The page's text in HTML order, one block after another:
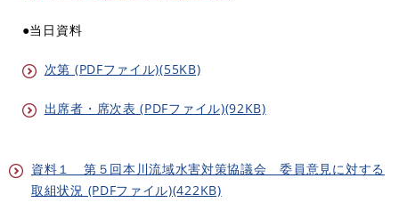
●当日資料
次第 (PDFファイル)(55KB)
出席者・席次表 (PDFファイル)(92KB)
資料１ 第５回本川流域水害対策協議会 委員意見に対する
取組状況 (PDFファイル)(422KB)